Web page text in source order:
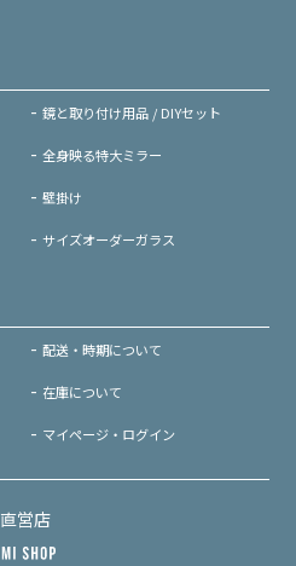
鏡と取り付け用品 / DIYセット
全身映る特大ミラー
壁掛け
サイズオーダーガラス
配送・時期について
在庫について
マイページ・ログイン
直営店